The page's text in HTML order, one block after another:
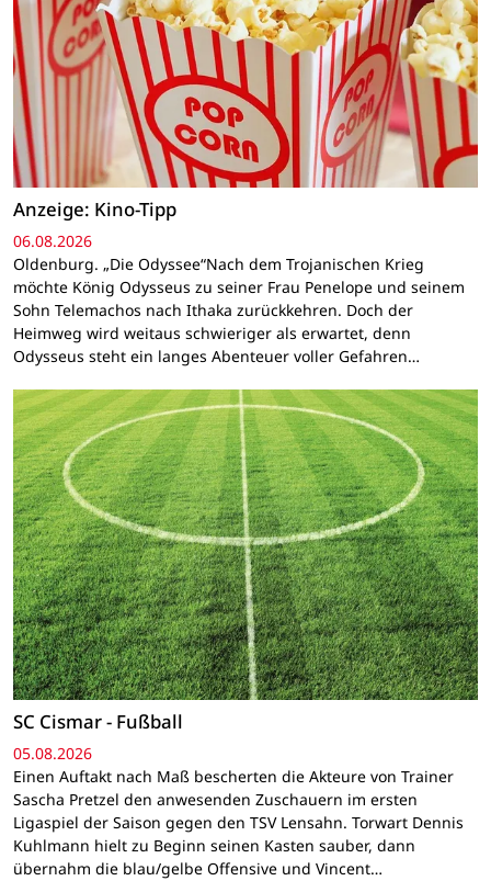
Anzeige: Kino-Tipp
06.08.2026
Oldenburg. „Die Odyssee“Nach dem Trojanischen Krieg
möchte König Odysseus zu seiner Frau Penelope und seinem
Sohn Telemachos nach Ithaka zurückkehren. Doch der
Heimweg wird weitaus schwieriger als erwartet, denn
Odysseus steht ein langes Abenteuer voller Gefahren…
SC Cismar - Fußball
05.08.2026
Einen Auftakt nach Maß bescherten die Akteure von Trainer
Sascha Pretzel den anwesenden Zuschauern im ersten
Ligaspiel der Saison gegen den TSV Lensahn. Torwart Dennis
Kuhlmann hielt zu Beginn seinen Kasten sauber, dann
übernahm die blau/gelbe Offensive und Vincent…